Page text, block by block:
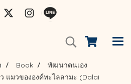
Book
พัฒนาตนเอง
แมวขององค์ทะไลลามะ​ (Dalai